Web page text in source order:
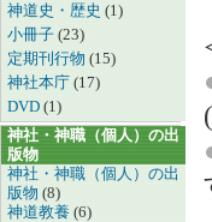
神道史・歴史 (1)
小冊子 (23)
定期刊行物 (15)
神社本庁 (17)
DVD (1)
神社・神職（個人）の出
版物
神社・神職（個人）の出
版物 (8)
神道教養 (6)